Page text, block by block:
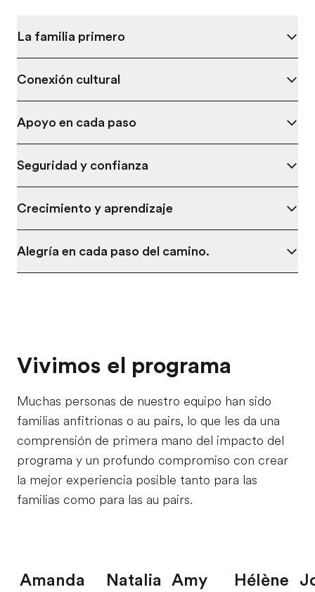
La familia primero
Conexión cultural
Apoyo en cada paso
Seguridad y confianza
Crecimiento y aprendizaje
Alegría en cada paso del camino.
Vivimos el programa
Muchas personas de nuestro equipo han sido
familias anfitrionas o au pairs, lo que les da una
comprensión de primera mano del impacto del
programa y un profundo compromiso con crear
la mejor experiencia posible tanto para las
familias como para las au pairs.
Amanda Natalia Amy Hélène